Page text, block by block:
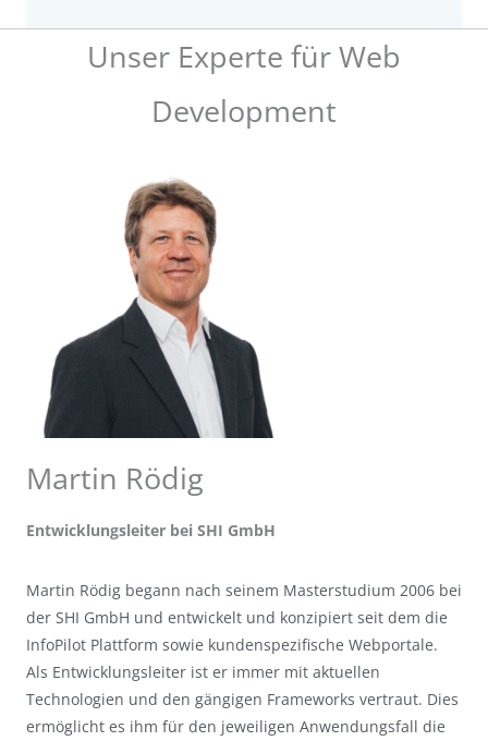
Unser Experte für Web
Development
Martin Rödig
Entwicklungsleiter bei SHI GmbH
Martin Rödig begann nach seinem Masterstudium 2006 bei
der SHI GmbH und entwickelt und konzipiert seit dem die
InfoPilot Plattform sowie kundenspezifische Webportale.
Als Entwicklungsleiter ist er immer mit aktuellen
Technologien und den gängigen Frameworks vertraut. Dies
ermöglicht es ihm für den jeweiligen Anwendungsfall die